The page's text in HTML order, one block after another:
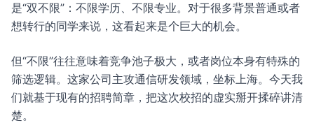
是“双不限”：不限学历、不限专业。对于很多背景普通或者
想转行的同学来说，这看起来是个巨大的机会。
但“不限”往往意味着竞争池子极大，或者岗位本身有特殊的
筛选逻辑。这家公司主攻通信研发领域，坐标上海。今天我
们就基于现有的招聘简章，把这次校招的虚实掰开揉碎讲清
楚。